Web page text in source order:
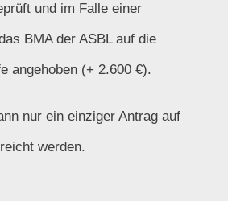
und im Falle einer
BMA der ASBL auf die
angehoben (+ 2.600 €).
nur ein einziger Antrag auf
werden.